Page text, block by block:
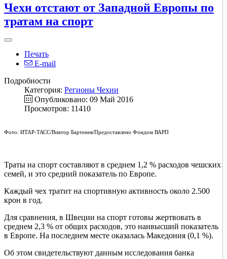
Чехи отстают от Западной Европы по
тратам на спорт
Печать
E-mail
Подробности
Категория: Регионы Чехии
Опубликовано: 09 Май 2016
Просмотров: 11410
Фото: ИТАР-ТАСС/Виктор Бартенев/Предоставлено Фондом ВАРП
Траты на спорт составляют в среднем 1,2 % расходов чешских
семей, и это средний показатель по Европе.
Каждый чех тратит на спортивную активность около 2.500
крон в год.
Для сравнения, в Швеции на спорт готовы жертвовать в
среднем 2,3 % от общих расходов, это наивысший показатель
в Европе. На последнем месте оказалась Македония (0,1 %).
Об этом свидетельствуют данным исследования банка